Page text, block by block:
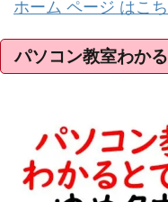
ホーム ページ はこ
パソコン教室わか